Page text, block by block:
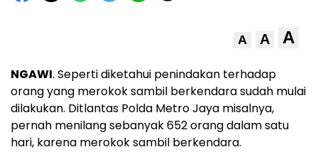
A A A
NGAWI. Seperti diketahui penindakan terhadap
orang yang merokok sambil berkendara sudah mulai
dilakukan. Ditlantas Polda Metro Jaya misalnya,
pernah menilang sebanyak 652 orang dalam satu
hari, karena merokok sambil berkendara.